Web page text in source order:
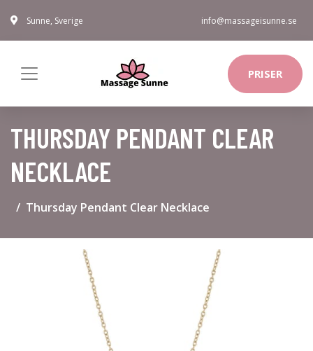
Sunne, Sverige info@massageisunne.se
PRISER
THURSDAY PENDANT CLEAR
NECKLACE
Thursday Pendant Clear Necklace